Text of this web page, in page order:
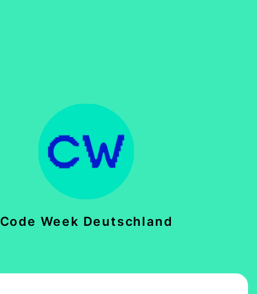
Code Week Deutschland